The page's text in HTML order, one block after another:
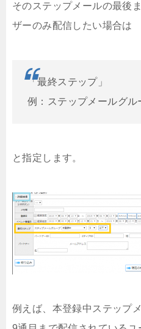
そのステップメールの最後
ザーのみ配信したい場合は
「最終ステップ」
例：ステップメールグ
と指定します。
例えば、本登録中ステップ